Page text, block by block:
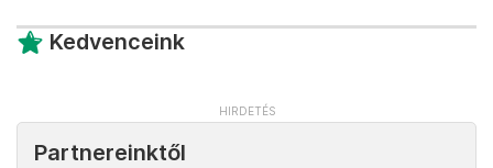
Kedvenceink
Partnereinktől